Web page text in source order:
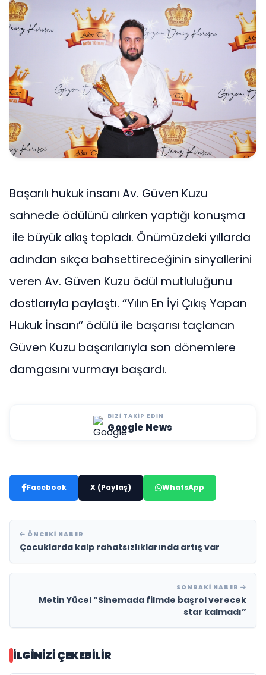
Başarılı hukuk insanı Av. Güven Kuzu
sahnede ödülünü alırken yaptığı konuşma
ile büyük alkış topladı. Önümüzdeki yıllarda
adından sıkça bahsettireceğinin sinyallerini
veren Av. Güven Kuzu ödül mutluluğunu
dostlarıyla paylaştı. ‘’Yılın En İyi Çıkış Yapan
Hukuk İnsanı’’ ödülü ile başarısı taçlanan
Güven Kuzu başarılarıyla son dönemlere
damgasını vurmayı başardı.
BIZI TAKIP EDIN
Google News
Facebook X (Paylaş) WhatsApp
ÖNCEKI HABER
Çocuklarda kalp rahatsızlıklarında artış var
SONRAKI HABER
Metin Yücel “Sinemada filmde başrol verecek
star kalmadı”
İLGINIZI ÇEKEBILIR